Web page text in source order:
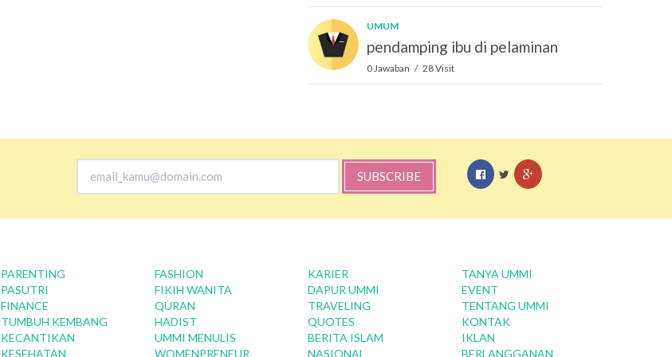
UMUM
pendamping ibu di pelaminan
0 Jawaban / 28 Visit
SUBSCRIBE
PARENTING
PASUTRI
FINANCE
TUMBUH KEMBANG
KECANTIKAN
KESEHATAN
FASHION
FIKIH WANITA
QURAN
HADIST
UMMI MENULIS
WOMENPRENEUR
KARIER
DAPUR UMMI
TRAVELING
QUOTES
BERITA ISLAM
NASIONAL
TANYA UMMI
EVENT
TENTANG UMMI
KONTAK
IKLAN
BERLANGGANAN